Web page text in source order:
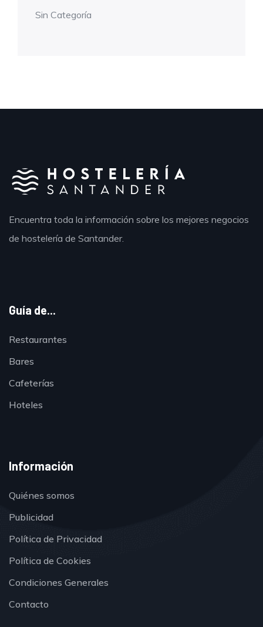
Sin Categoría
Encuentra toda la información sobre los mejores negocios
de hostelería de Santander.
Guía de...
Restaurantes
Bares
Cafeterías
Hoteles
Información
Quiénes somos
Publicidad
Política de Privacidad
Política de Cookies
Condiciones Generales
Contacto